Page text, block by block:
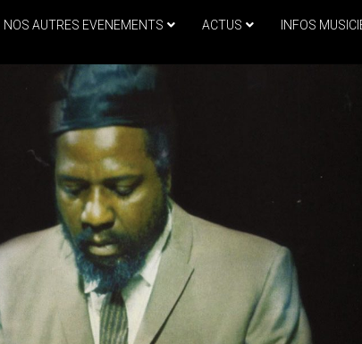
NOS AUTRES EVENEMENTS ACTUS INFOS